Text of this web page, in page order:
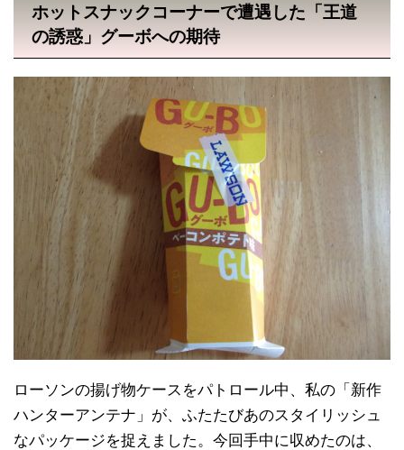
ホットスナックコーナーで遭遇した「王道
の誘惑」グーボへの期待
ローソンの揚げ物ケースをパトロール中、私の「新作
ハンターアンテナ」が、ふたたびあのスタイリッシュ
なパッケージを捉えました。今回手中に収めたのは、